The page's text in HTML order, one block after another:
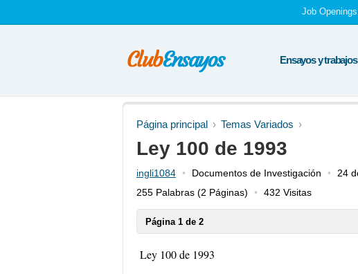
Job
Ensayos y trabajos
Página principal Temas Variados
Ley 100 de 1993
ingli1084 Documentos de Investigación
24
255 Palabras (2 Páginas) 432 Visitas
Página 1 de 2
Ley 100 de 1993